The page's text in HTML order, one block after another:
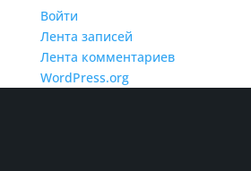
Войти
Лента записей
Лента комментариев
WordPress.org